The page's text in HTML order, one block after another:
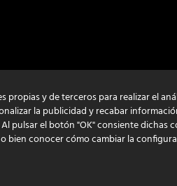
propias y de terceros para realizar el
la publicidad y recabar
pulsar el botón "OK" consiente dichas
bien conocer cómo cambiar la